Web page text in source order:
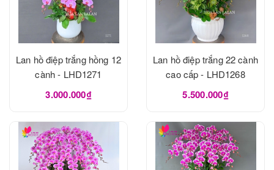
Lan hồ điệp trắng hồng 12
cành - LHD1271
3.000.000₫
Lan hồ điệp trắng 22 cành
cao cấp - LHD1268
5.500.000₫